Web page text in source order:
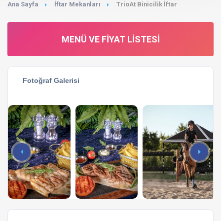
Ana Sayfa İftar Mekanları TrioAt Binicilik İftar
MENÜ VE FIYAT LISTESI
Fotoğraf Galerisi